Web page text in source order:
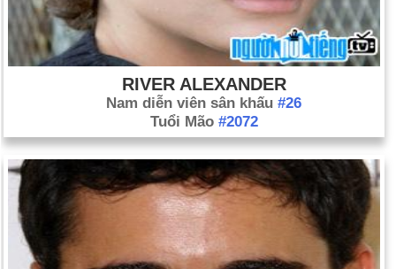
RIVER ALEXANDER
Nam diễn viên sân khấu #26
Tuổi Mão #2072